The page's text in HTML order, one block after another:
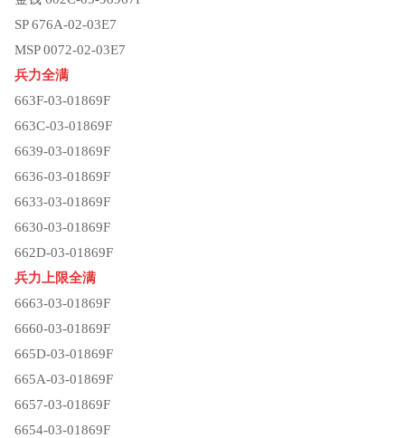
SP 676A-02-03E7
MSP 0072-02-03E7
兵力全满
663F-03-01869F
663C-03-01869F
6639-03-01869F
6636-03-01869F
6633-03-01869F
6630-03-01869F
662D-03-01869F
兵力上限全满
6663-03-01869F
6660-03-01869F
665D-03-01869F
665A-03-01869F
6657-03-01869F
6654-03-01869F